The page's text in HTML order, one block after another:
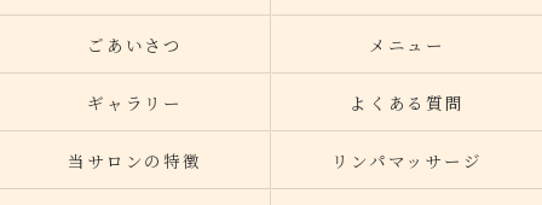
ごあいさつ メニュー
ギャラリー よくある質問
当サロンの特徴 リンパマッサージ